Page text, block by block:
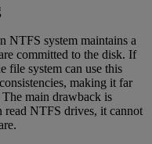
NTFS system maintains a
committed to the disk. If
file system can use this
making it far
main drawback is
NTFS drives, it cannot